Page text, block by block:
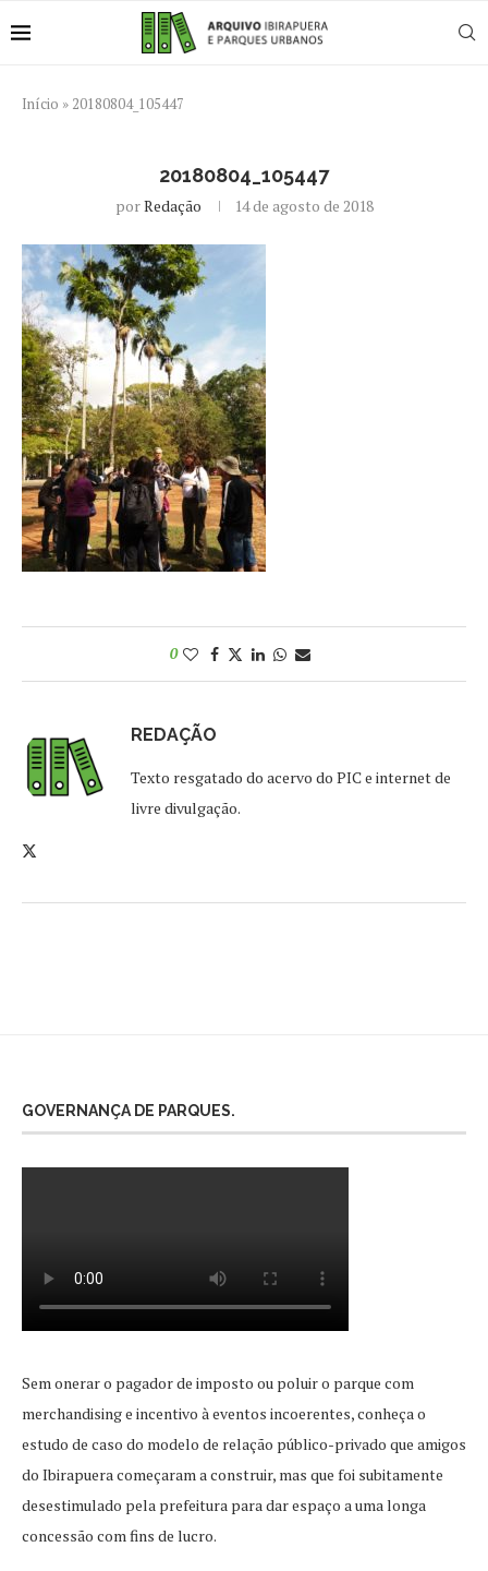
Início » 20180804_105447
20180804_105447
porRedação 14 de agosto de 2018
0
REDAÇÃO
Texto resgatado do acervo do PIC e internet de
livre divulgação.
GOVERNANÇA DE PARQUES.
Sem onerar o pagador de imposto ou poluir o parque com
merchandising e incentivo à eventos incoerentes, conheça o
estudo de caso do modelo de relação público-privado que amigos
do Ibirapuera começaram a construir, mas que foi subitamente
desestimulado pela prefeitura para dar espaço a uma longa
concessão com fins de lucro.